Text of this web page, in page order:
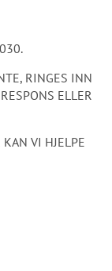
RINGES INN
ELLER
VI HJELPE